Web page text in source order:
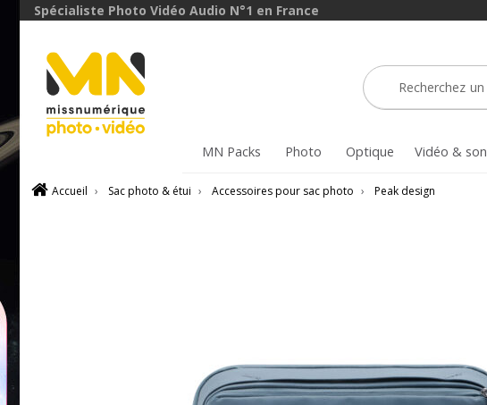
Spécialiste Photo Vidéo Audio N°1 en France
MN Packs Photo Optique Vidéo & son
Accueil › Sac photo & étui › Accessoires pour sac photo › Peak design